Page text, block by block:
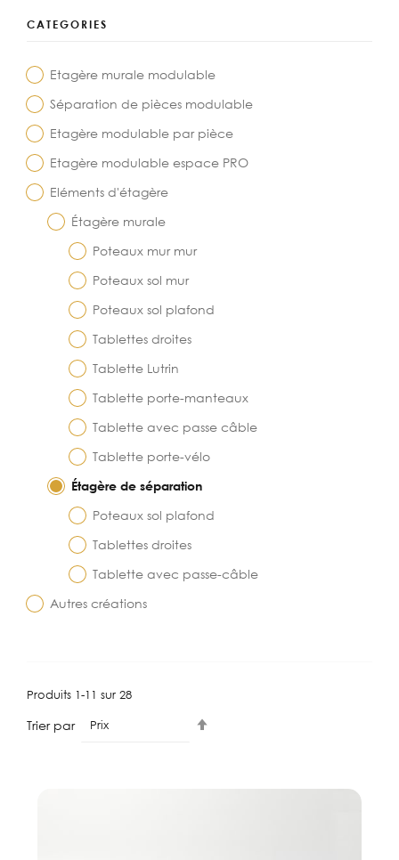
CATEGORIES
Etagère murale modulable
Séparation de pièces modulable
Etagère modulable par pièce
Etagère modulable espace PRO
Eléments d'étagère
Étagère murale
Poteaux mur mur
Poteaux sol mur
Poteaux sol plafond
Tablettes droites
Tablette Lutrin
Tablette porte-manteaux
Tablette avec passe câble
Tablette porte-vélo
Étagère de séparation
Poteaux sol plafond
Tablettes droites
Tablette avec passe-câble
Autres créations
Produits 1-11 sur 28
Trier par
décroissant